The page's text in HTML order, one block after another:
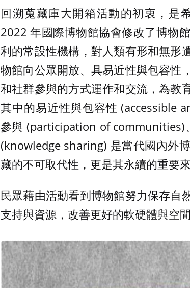
回溯蒐藏庫大開箱活動的初衷，是
2022 年國際博物館協會修改了博物
利的常設性機構，對人類有形和無形
物館向公眾開放、具易近性與包容性
和社群參與的方式運作和交流，為教
其中的易近性與包容性 (accessible
參與 (participation of communities)
(knowledge sharing) 是當代國內外
藏的不可取代性，更是其永續的重要來
民眾藉由活動看到博物館努力保存自
支持與資源，改善更好的軟硬體與空